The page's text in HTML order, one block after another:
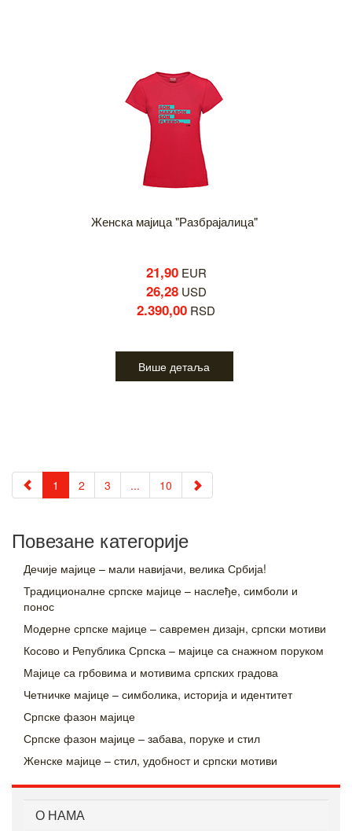
Женска мајица "Разбрајалица"
21,90EUR
26,28USD
2.390,00 RSD
Више детаља
1 2 3 ... 10
Повезане категорије
Дечије мајице – мали навијачи, велика Србија!
Традиционалне српске мајице – наслеђе, симболи и
понос
Модерне српске мајице – савремен дизајн, српски мотиви
Косово и Република Српска – мајице са снажном поруком
Мајице са грбовима и мотивима српских градова
Четничке мајице – симболика, историја и идентитет
Српске фазон мајице
Српске фазон мајице – забава, поруке и стил
Женске мајице – стил, удобност и српски мотиви
О НАМА